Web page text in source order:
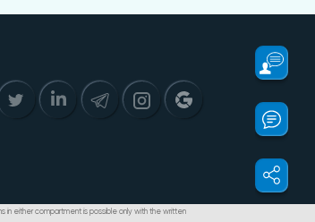
in either compartment is possible only with the written